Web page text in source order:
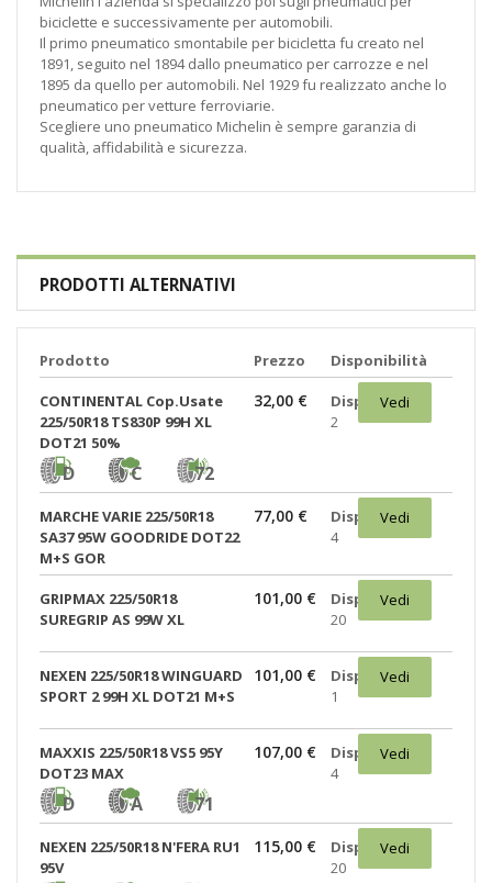
biciclette e successivamente per automobili.
Il primo pneumatico smontabile per bicicletta fu creato nel
1891, seguito nel 1894 dallo pneumatico per carrozze e nel
1895 da quello per automobili. Nel 1929 fu realizzato anche lo
pneumatico per vetture ferroviarie.
Scegliere uno pneumatico Michelin è sempre garanzia di
qualità, affidabilità e sicurezza.
PRODOTTI ALTERNATIVI
Prodotto Prezzo Disponibilità
CONTINENTAL Cop.Usate
225/50R18 TS830P 99H XL
DOT21 50%
D C 72
32,00 €
Disponibili:
2
Vedi
MARCHE VARIE 225/50R18
SA37 95W GOODRIDE DOT22
M+S GOR
77,00 €
Disponibili:
4
Vedi
GRIPMAX 225/50R18
SUREGRIP AS 99W XL
101,00 €
Disponibili:
20
Vedi
NEXEN 225/50R18 WINGUARD
SPORT 2 99H XL DOT21 M+S
101,00 €
Disponibili:
1
Vedi
MAXXIS 225/50R18 VS5 95Y
DOT23 MAX
D A 71
107,00 €
Disponibili:
4
Vedi
NEXEN 225/50R18 N'FERA RU1
95V
115,00 €
Disponibili:
20
Vedi